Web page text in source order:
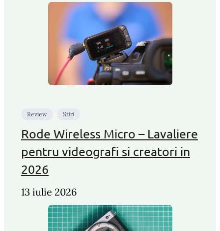
Review Stiri
Rode Wireless Micro – Lavaliere
pentru videografi si creatori in
2026
13 iulie 2026